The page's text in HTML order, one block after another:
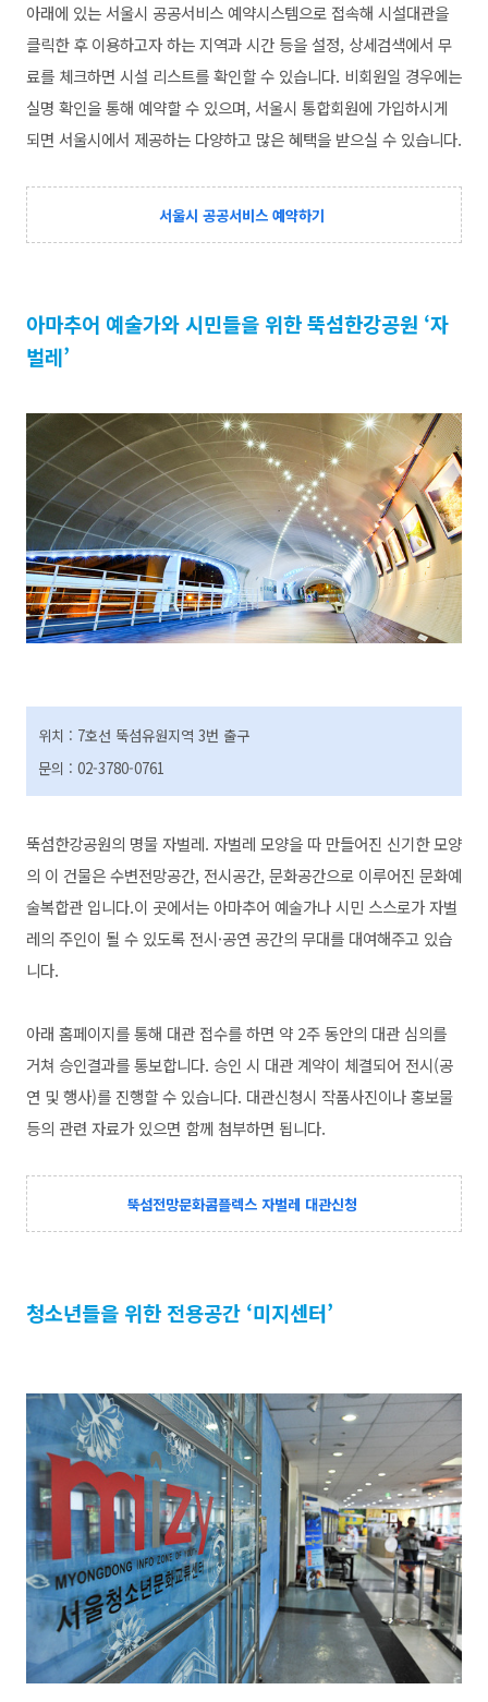
아래에 있는 서울시 공공서비스 예약시스템으로 접속해 시설대관을
클릭한 후 이용하고자 하는 지역과 시간 등을 설정, 상세검색에서 무
료를 체크하면 시설 리스트를 확인할 수 있습니다. 비회원일 경우에는
실명 확인을 통해 예약할 수 있으며, 서울시 통합회원에 가입하시게
되면 서울시에서 제공하는 다양하고 많은 혜택을 받으실 수 있습니다.
서울시 공공서비스 예약하기
아마추어 예술가와 시민들을 위한 뚝섬한강공원 ‘자
벌레’
위치 : 7호선 뚝섬유원지역 3번 출구
문의 : 02-3780-0761
뚝섬한강공원의 명물 자벌레. 자벌레 모양을 따 만들어진 신기한 모양
의 이 건물은 수변전망공간, 전시공간, 문화공간으로 이루어진 문화예
술복합관 입니다.이 곳에서는 아마추어 예술가나 시민 스스로가 자벌
레의 주인이 될 수 있도록 전시·공연 공간의 무대를 대여해주고 있습
니다.
아래 홈페이지를 통해 대관 접수를 하면 약 2주 동안의 대관 심의를
거쳐 승인결과를 통보합니다. 승인 시 대관 계약이 체결되어 전시(공
연 및 행사)를 진행할 수 있습니다. 대관신청시 작품사진이나 홍보물
등의 관련 자료가 있으면 함께 첨부하면 됩니다.
뚝섬전망문화콤플렉스 자벌레 대관신청
청소년들을 위한 전용공간 ‘미지센터’